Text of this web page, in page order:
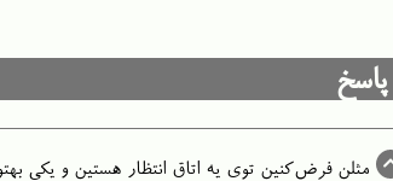
پاسخ
مثلن فرض‌کنین توی یه اتاق انتظار هستین و یکی